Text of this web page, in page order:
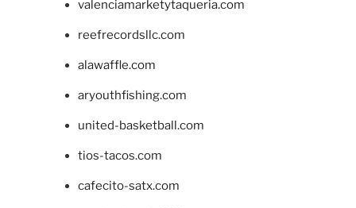
valenciamarketytaqueria.com
reefrecordsllc.com
alawaffle.com
aryouthfishing.com
united-basketball.com
tios-tacos.com
cafecito-satx.com